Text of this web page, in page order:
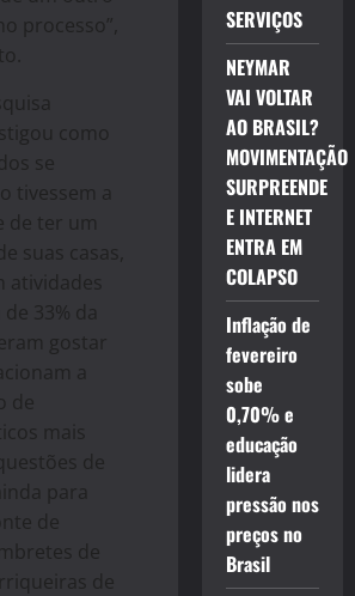
processo”,
como
se
tivessem a
de ter um
suas casas,
atividades
33% da
gostar
a
de
mais
de
para
de
de
de
SERVIÇOS
NEYMAR
VAI VOLTAR
AO BRASIL?
MOVIMENTAÇÃO
SURPREENDE
E INTERNET
ENTRA EM
COLAPSO
Inflação de
fevereiro
sobe
0,70% e
educação
lidera
pressão nos
preços no
Brasil